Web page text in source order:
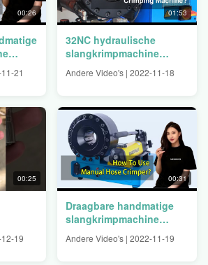
00:26
21
01:53
32NC hydraulische
slangkrimpmachine
Bedienen Stappen
Introductievideo
Andere Video's | 2022-11-18
00:25
19
00:31
Draagbare handmatige
slangkrimpmachine
Bedien 150T handpomp
Andere Video's | 2022-11-19